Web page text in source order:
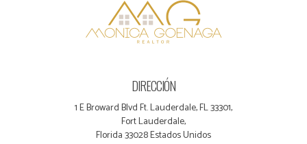
DIRECCIÓN
1 E Broward Blvd Ft. Lauderdale, FL 33301,
Fort Lauderdale,
Florida 33028 Estados Unidos